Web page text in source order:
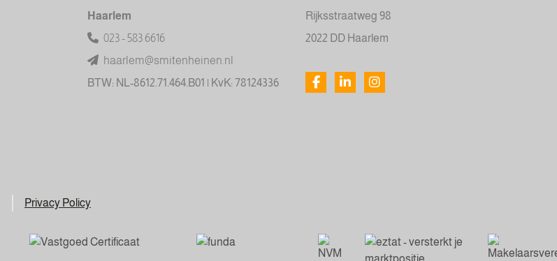
Haarlem
023 - 583 6616
haarlem@smitenheinen.nl
BTW: NL-8612.71.464.B01 | KvK: 78124336
Rijksstraatweg 98
2022 DD Haarlem
Privacy Policy